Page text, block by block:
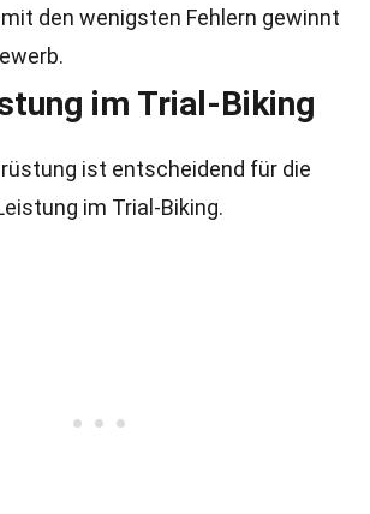
mit den wenigsten Fehlern gewinnt
im Trial-Biking
ist entscheidend für die
im Trial-Biking.